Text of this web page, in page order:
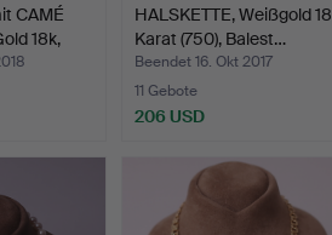
CAMÉ
18k,
HALSKETTE, Weißgold 18
Karat (750), Balest…
Beendet 16. Okt 2017
11 Gebote
206 USD